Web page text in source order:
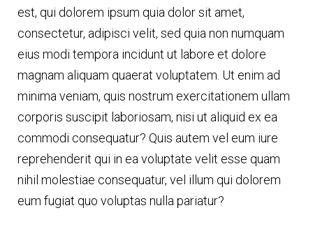
est, qui dolorem ipsum quia dolor sit amet,
consectetur, adipisci velit, sed quia non numquam
eius modi tempora incidunt ut labore et dolore
magnam aliquam quaerat voluptatem. Ut enim ad
minima veniam, quis nostrum exercitationem ullam
corporis suscipit laboriosam, nisi ut aliquid ex ea
commodi consequatur? Quis autem vel eum iure
reprehenderit qui in ea voluptate velit esse quam
nihil molestiae consequatur, vel illum qui dolorem
eum fugiat quo voluptas nulla pariatur?